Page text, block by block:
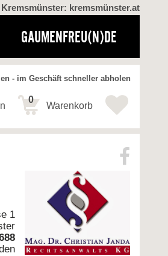
kremsmünster.at
GAUMENFREU(N)DE
- im Geschäft schneller abholen
Warenkorb
0
1